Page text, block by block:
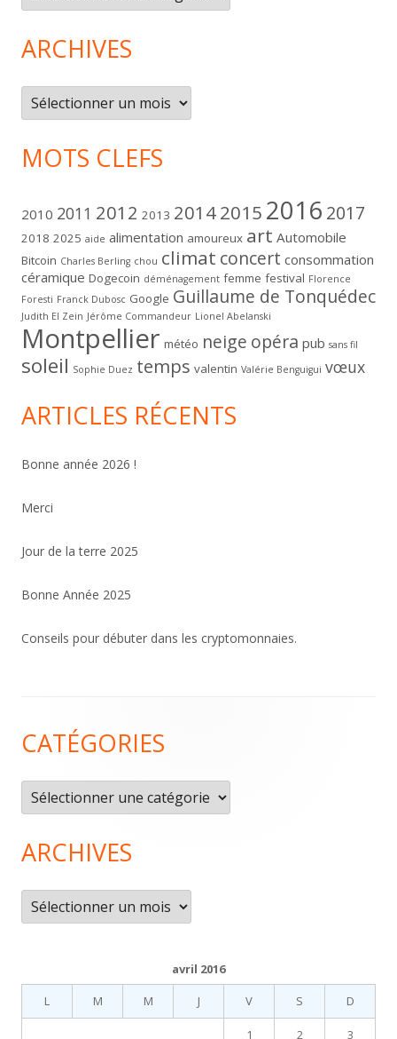
ARCHIVES
Archives
MOTS CLEFS
2010 2011 2012 2013 20142015 2016 2017
2018 2025 aide alimentation amoureux art Automobile
Bitcoin Charles Berling chou climat concert consommation
céramique Dogecoin déménagement femme festival Florence
Foresti Franck Dubosc Google Guillaume de Tonquédec
Judith El Zein Jérôme Commandeur Lionel Abelanski
Montpellier météo neige opéra pub sans fil
soleil Sophie Duez temps valentin Valérie Benguigui vœux
ARTICLES RÉCENTS
Bonne année 2026 !
Merci
Jour de la terre 2025
Bonne Année 2025
Conseils pour débuter dans les cryptomonnaies.
du
pied
de
page
CATÉGORIES
Catégories
ARCHIVES
Archives
avril 2016
L
M M J V S D
1 2 3